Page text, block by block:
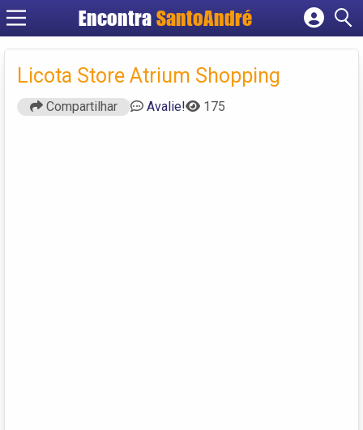
Encontra SantoAndré
Cadastrar empresa
Criar conta
Licota Store Atrium Shopping
Compartilhar Avalie! 175